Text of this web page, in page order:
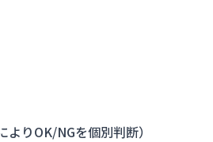
りOK/NGを個別判断）